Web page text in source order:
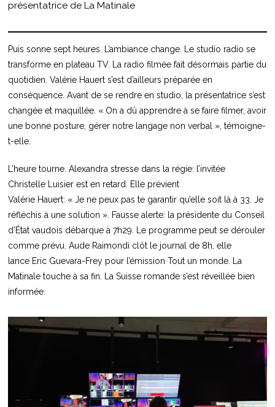
présentatrice de La Matinale
Puis sonne sept heures. L’ambiance change. Le studio radio se
transforme en plateau TV. La radio filmée fait désormais partie du
quotidien. Valérie Hauert s’est d’ailleurs préparée en
conséquence. Avant de se rendre en studio, la présentatrice s’est
changée et maquillée. « On a dû apprendre à se faire filmer, avoir
une bonne posture, gérer notre langage non verbal », témoigne-
t-elle.
L’heure tourne. Alexandra stresse dans la régie: l’invitée
Christelle Luisier est en retard. Elle prévient
Valérie Hauert: « Je ne peux pas te garantir qu’elle soit là à 33. Je
réfléchis à une solution ». Fausse alerte: la présidente du Conseil
d’État vaudois débarque à 7h29. Le programme peut se dérouler
comme prévu. Aude Raimondi clôt le journal de 8h, elle
lance Eric Guevara-Frey pour l’émission Tout un monde. La
Matinale touche à sa fin. La Suisse romande s’est réveillée bien
informée.